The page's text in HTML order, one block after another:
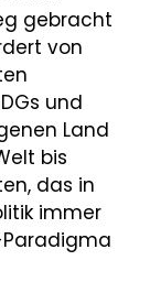
gebracht
von
und
Land
bis
das in
immer